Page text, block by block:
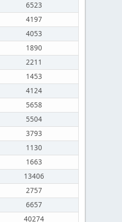
6523
4197
4053
1890
2211
1453
4124
5658
5504
3793
1130
1663
13406
2757
6657
40274